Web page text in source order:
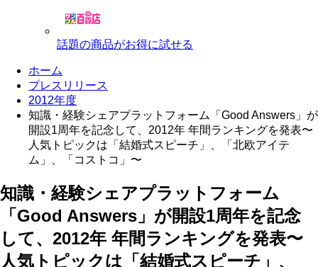
話題の商品がお得に試せる
ホーム
プレスリリース
2012年度
知識・経験シェアプラットフォーム「Good Answers」が
開設1周年を記念して、2012年 年間ランキングを発表〜
人気トピックは「結婚式スピーチ」、「北欧アイテ
ム」、「コストコ」〜
知識・経験シェアプラットフォーム
「Good Answers」が開設1周年を記念
して、2012年 年間ランキングを発表〜
人気トピックは「結婚式スピーチ」、